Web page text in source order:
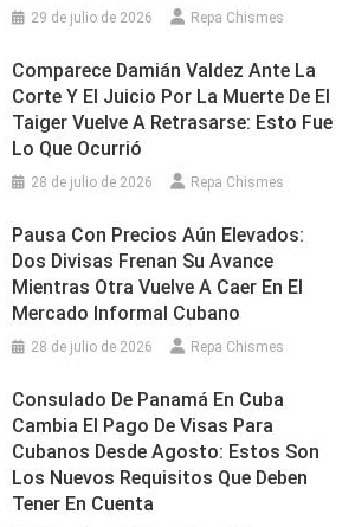
29 de julio de 2026 Repa Chismes
Comparece Damián Valdez Ante La
Corte Y El Juicio Por La Muerte De El
Taiger Vuelve A Retrasarse: Esto Fue
Lo Que Ocurrió
28 de julio de 2026 Repa Chismes
Pausa Con Precios Aún Elevados:
Dos Divisas Frenan Su Avance
Mientras Otra Vuelve A Caer En El
Mercado Informal Cubano
28 de julio de 2026 Repa Chismes
Consulado De Panamá En Cuba
Cambia El Pago De Visas Para
Cubanos Desde Agosto: Estos Son
Los Nuevos Requisitos Que Deben
Tener En Cuenta